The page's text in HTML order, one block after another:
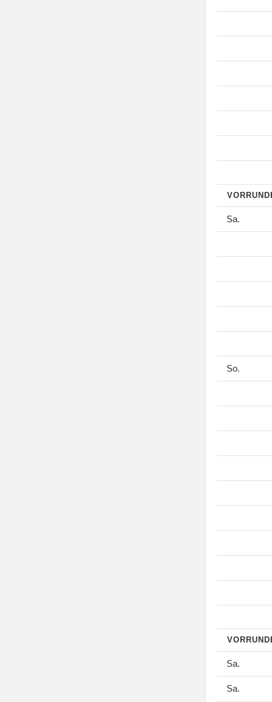
Sa.
So.
Sa.
Sa.